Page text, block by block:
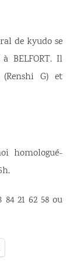
de kyudo se
BELFORT. Il
G) et
homologué-
21 62 58 ou